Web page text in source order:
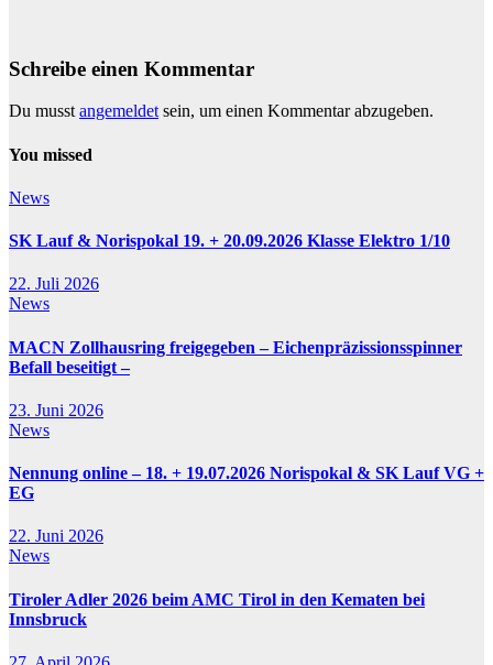
Schreibe einen Kommentar
Du musst angemeldet sein, um einen Kommentar abzugeben.
You missed
News
SK Lauf & Norispokal 19. + 20.09.2026 Klasse Elektro 1/10
22. Juli 2026
News
MACN Zollhausring freigegeben – Eichenpräzissionsspinner
Befall beseitigt –
23. Juni 2026
News
Nennung online – 18. + 19.07.2026 Norispokal & SK Lauf VG +
EG
22. Juni 2026
News
Tiroler Adler 2026 beim AMC Tirol in den Kematen bei
Innsbruck